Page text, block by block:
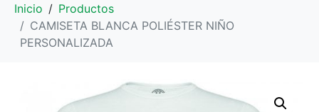
Inicio
Productos
CAMISETA BLANCA POLIÉSTER NIÑO
PERSONALIZADA